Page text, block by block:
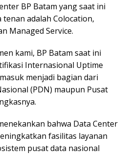
BP Batam yang saat ini
adalah Colocation,
Managed Service.
kami, BP Batam saat ini
Internasional Uptime
menjadi bagian dari
(PDN) maupun Pusat
bahwa Data Center
fasilitas layanan
pusat data nasional